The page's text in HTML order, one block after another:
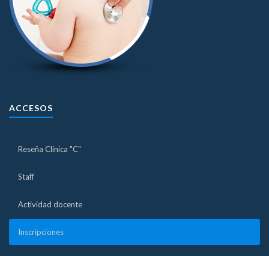
ACCESOS
Reseña Clínica "C"
Staff
Actividad docente
Inscripciones